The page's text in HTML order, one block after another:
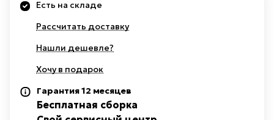
Есть на складе
Рассчитать доставку
Нашли дешевле?
Хочу в подарок
Гарантия 12 месяцев
Бесплатная сборка